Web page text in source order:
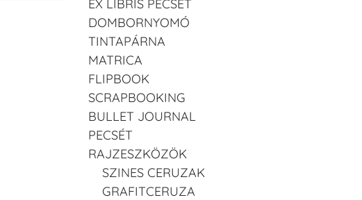
EX LIBRIS PECSÉT
DOMBORNYOMÓ
TINTAPÁRNA
MATRICA
FLIPBOOK
SCRAPBOOKING
BULLET JOURNAL
PECSÉT
RAJZESZKÖZÖK
SZINES CERUZAK
GRAFITCERUZA